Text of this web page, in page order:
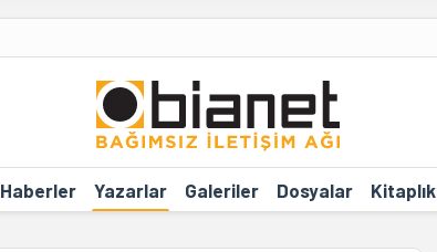
Haberler Yazarlar Galeriler Dosyalar Kitaplık